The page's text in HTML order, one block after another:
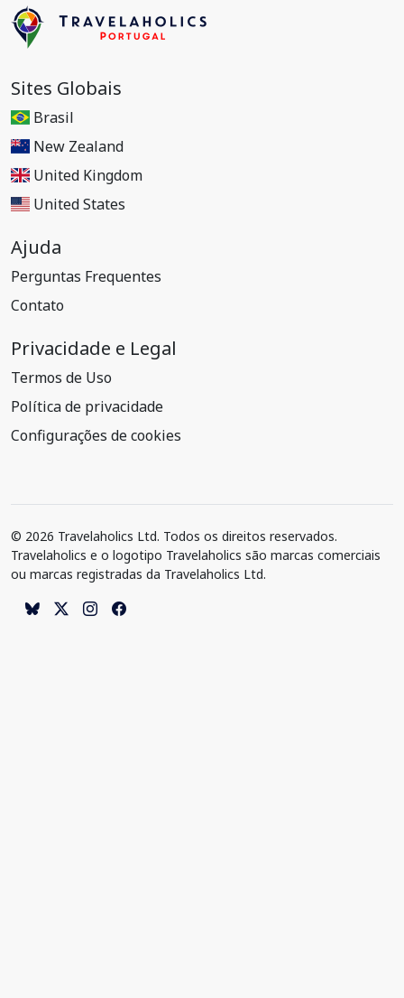
Sites Globais
Brasil
New Zealand
United Kingdom
United States
Ajuda
Perguntas Frequentes
Contato
Privacidade e Legal
Termos de Uso
Política de privacidade
Configurações de cookies
© 2026 Travelaholics Ltd. Todos os direitos reservados.
Travelaholics e o logotipo Travelaholics são marcas comerciais
ou marcas registradas da Travelaholics Ltd.